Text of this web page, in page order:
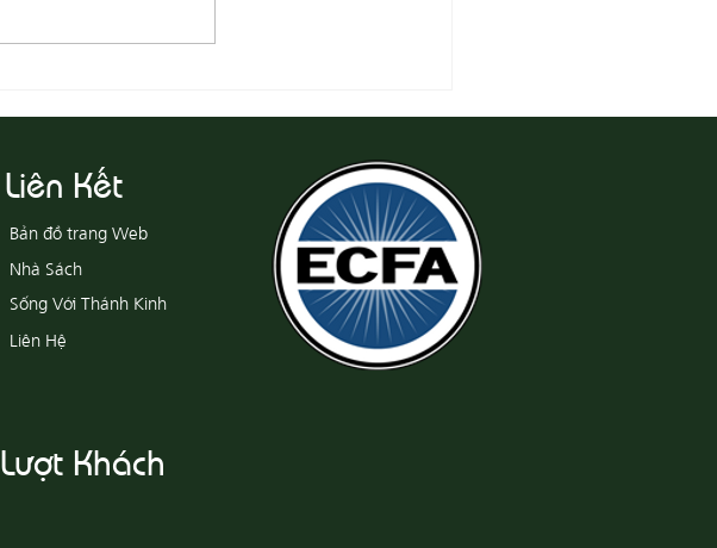
Ác
Liên Kết
Bản đồ trang Web
Nhà Sách
Sống Với Thánh Kinh
Liên Hệ
Lượt Khách